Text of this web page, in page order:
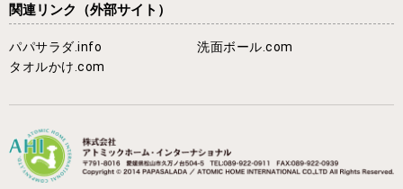
関連リンク （外部サイト）
パパサラダ.info
洗面ボール.com
タオルかけ.com